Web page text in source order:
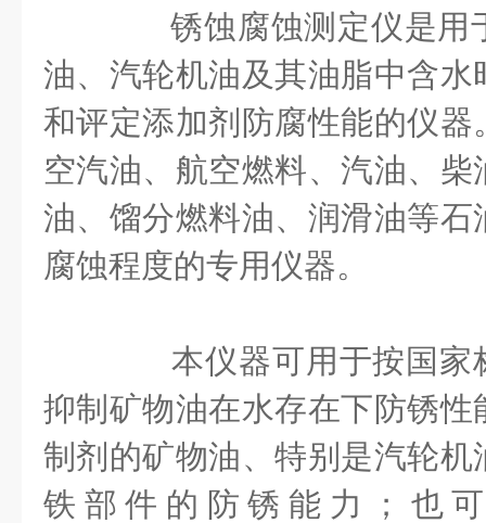
锈蚀腐蚀测定仪是用
油、汽轮机油及其油脂中含
和评定添加剂防腐性能的仪
空汽油、航空燃料、汽油、
油、馏分燃料油、润滑油等
腐蚀程度的专用仪器。
本仪器可用于按国家
抑制矿物油在水存在下防锈
制剂的矿物油、特别是汽轮
铁部件的防锈能力；也